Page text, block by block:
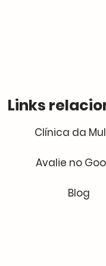
Links
Clínica da
Avalie no
Blog